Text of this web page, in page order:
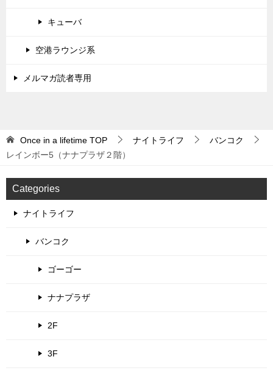
キューバ
空港ラウンジ系
メルマガ読者専用
Once in a lifetime TOP ナイトライフ
バンコク
レインボー5（ナナプラザ２階）
Categories
ナイトライフ
バンコク
ゴーゴー
ナナプラザ
2F
3F